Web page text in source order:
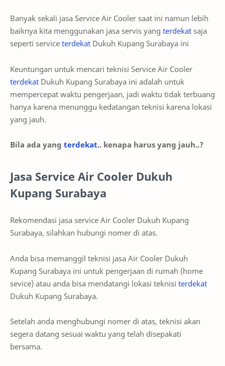
Banyak sekali jasa Service Air Cooler saat ini namun lebih
baiknya kita menggunakan jasa servis yang terdekat saja
seperti service terdekat Dukuh Kupang Surabaya ini
Keuntungan untuk mencari teknisi Service Air Cooler
terdekat Dukuh Kupang Surabaya ini adalah untuk
mempercepat waktu pengerjaan, jadi waktu tidak terbuang
hanya karena menunggu kedatangan teknisi karena lokasi
yang jauh.
Bila ada yang terdekat.. kenapa harus yang jauh..?
Jasa Service Air Cooler Dukuh
Kupang Surabaya
Rekomendasi jasa service Air Cooler Dukuh Kupang
Surabaya, silahkan hubungi nomer di atas.
Anda bisa memanggil teknisi jasa Air Cooler Dukuh
Kupang Surabaya ini untuk pengerjaan di rumah (home
sevice) atau anda bisa mendatangi lokasi teknisi terdekat
Dukuh Kupang Surabaya.
Setelah anda menghubungi nomer di atas, teknisi akan
segera datang sesuai waktu yang telah disepakati
bersama.